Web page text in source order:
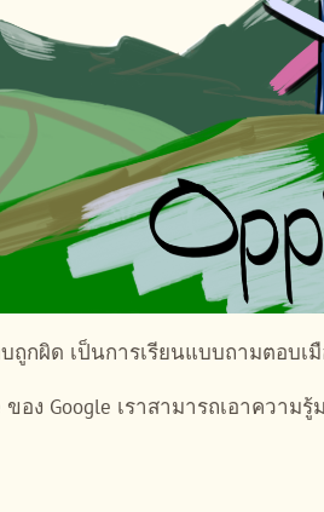
กผิด เป็นการเรียนแบบถามตอบ
อง Google เราสามารถเอาคว